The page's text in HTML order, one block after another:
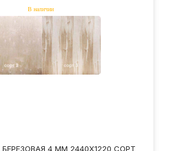
4 ММ 2440Х1220 СОРТ